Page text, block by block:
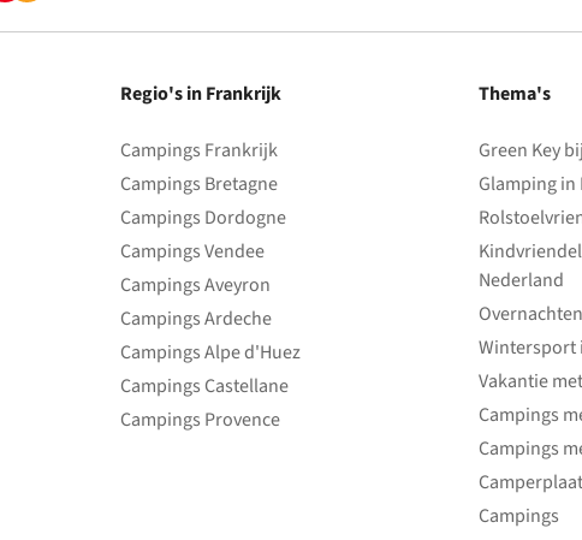
Regio's in Frankrijk
Campings Frankrijk
Campings Bretagne
Campings Dordogne
Campings Vendee
Campings Aveyron
Campings Ardeche
Campings Alpe d'Huez
Campings Castellane
Campings Provence
Thema's
Green Key
Glamping
Nederland
Wintersport
Vakantie
Campings
Campings
Campings